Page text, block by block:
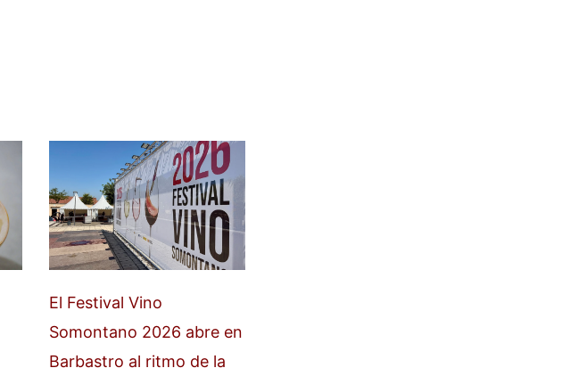
El Festival Vino
Somontano 2026 abre en
Barbastro al ritmo de la